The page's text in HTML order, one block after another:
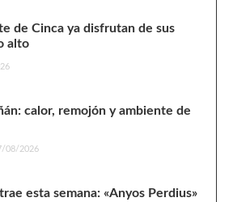
de Cinca ya disfrutan de sus
alto
calor, remojón y ambiente de
08/2026
esta semana: «Anyos Perdius»